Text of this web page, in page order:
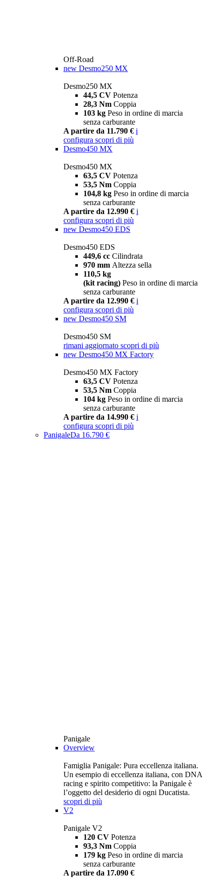
Off-Road
new Desmo250 MX
Desmo250 MX
44,5 CV Potenza
28,3 Nm Coppia
103 kg Peso in ordine di marcia
senza carburante
A partire da 11.790 € i
configura scopri di più
Desmo450 MX
Desmo450 MX
63,5 CV Potenza
53,5 Nm Coppia
104,8 kg Peso in ordine di marcia
senza carburante
A partire da 12.990 € i
configura scopri di più
new Desmo450 EDS
Desmo450 EDS
449,6 cc Cilindrata
970 mm Altezza sella
110,5 kg
(kit racing) Peso in ordine di marcia
senza carburante
A partire da 12.990 € i
configura scopri di più
new Desmo450 SM
Desmo450 SM
rimani aggiornato scopri di più
new Desmo450 MX Factory
Desmo450 MX Factory
63,5 CV Potenza
53,5 Nm Coppia
104 kg Peso in ordine di marcia
senza carburante
A partire da 14.990 € i
configura scopri di più
PanigaleDa 16.790 €
Panigale
Overview
Famiglia Panigale: Pura eccellenza italiana.
Un esempio di eccellenza italiana, con DNA
racing e spirito competitivo: la Panigale è
l’oggetto del desiderio di ogni Ducatista.
scopri di più
V2
Panigale V2
120 CV Potenza
93,3 Nm Coppia
179 kg Peso in ordine di marcia
senza carburante
A partire da 17.090 €